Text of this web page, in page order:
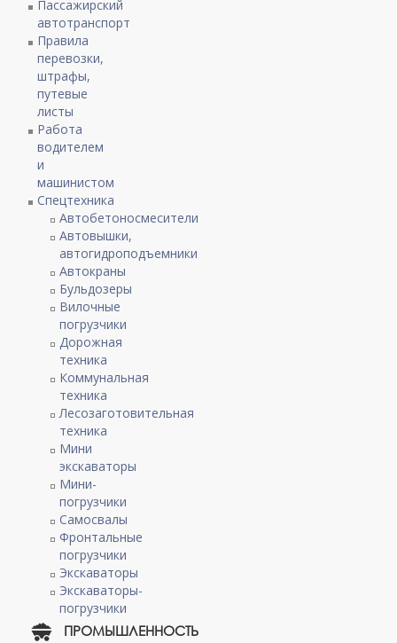
Пассажирский
автотранспорт
Правила
перевозки,
штрафы,
путевые
листы
Работа
водителем
и
машинистом
Спецтехника
Автобетоносмесители
Автовышки,
автогидроподъемники
Автокраны
Бульдозеры
Вилочные
погрузчики
Дорожная
техника
Коммунальная
техника
Лесозаготовительная
техника
Мини
экскаваторы
Мини-
погрузчики
Самосвалы
Фронтальные
погрузчики
Экскаваторы
Экскаваторы-
погрузчики
ПРОМЫШЛЕННОСТЬ